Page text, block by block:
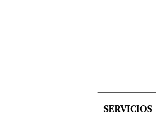
SERVICIOS